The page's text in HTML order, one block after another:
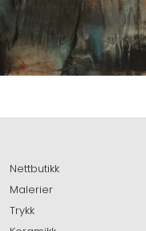
Nettbutikk
Malerier
Trykk